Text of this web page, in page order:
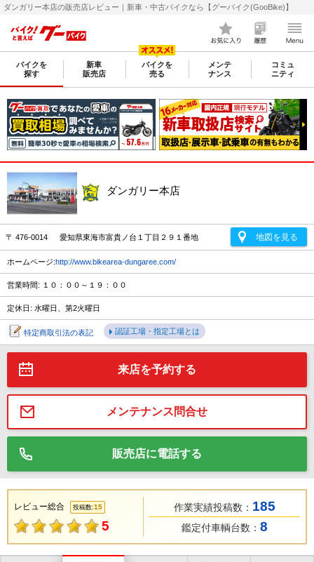
ダンガリー本店の販売店レビュー｜新車・中古バイクなら【グーバイク(GooBike)】
バイクを
探す
新車
販売店
バイクを
売る
メンテ
ナンス
コミュ
ニティ
ダンガリー本店
〒 476-0014 愛知県東海市富貴ノ台１丁目２９１番地 地図を見る
ホームページ:http://www.bikearea-dungaree.com/
営業時間: １０：００～１９：００
定休日: 水曜日、第2火曜日
特定商取引法の表記 認証工場・指定工場とは
来店を予約する
メンテナンス問合せ
販売店に電話する
レビュー総合 投稿数:15
5
作業実績投稿数： 185
鑑定付車輌台数： 8